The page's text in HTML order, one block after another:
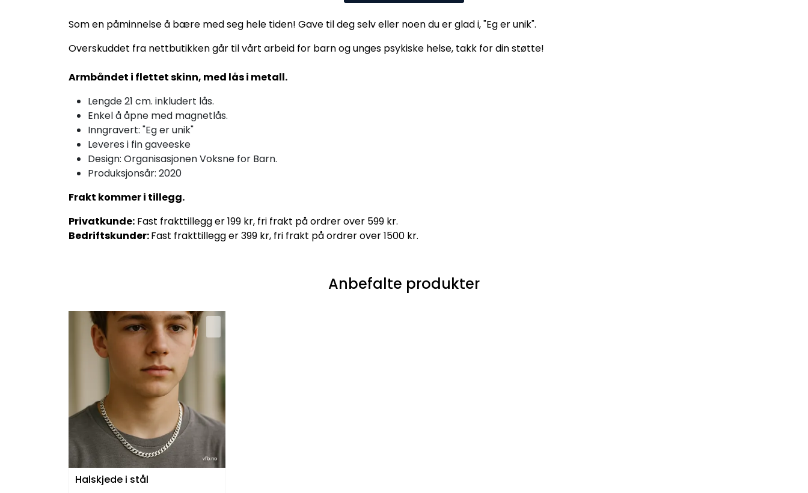
Som en påminnelse å bære med seg hele tiden! Gave til deg selv eller noen du er glad i, "Eg er unik".
Overskuddet fra nettbutikken går til vårt arbeid for barn og unges psykiske helse, takk for din støtte!
Armbåndet i flettet skinn, med lås i metall.
Lengde 21 cm. inkludert lås.
Enkel å åpne med magnetlås.
Inngravert: "Eg er unik"
Leveres i fin gaveeske
Design: Organisasjonen Voksne for Barn.
Produksjonsår: 2020
Frakt kommer i tillegg.
Privatkunde: Fast frakttillegg er 199 kr, fri frakt på ordrer over 599 kr.
Bedriftskunder:Fast frakttillegg er 399 kr, fri frakt på ordrer over 1500 kr.
Anbefalte produkter
Halskjede i stål